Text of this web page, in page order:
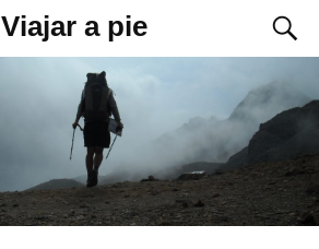
Viajar a pie